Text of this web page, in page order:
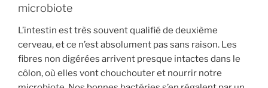
microbiote
L’intestin est très souvent qualifié de deuxième
cerveau, et ce n’est absolument pas sans raison. Les
fibres non digérées arrivent presque intactes dans le
côlon, où elles vont chouchouter et nourrir notre